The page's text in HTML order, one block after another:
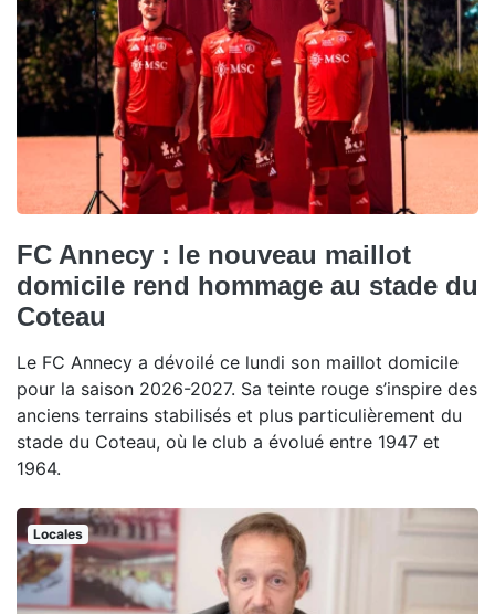
FC Annecy : le nouveau maillot
domicile rend hommage au stade du
Coteau
Le FC Annecy a dévoilé ce lundi son maillot domicile
pour la saison 2026-2027. Sa teinte rouge s’inspire des
anciens terrains stabilisés et plus particulièrement du
stade du Coteau, où le club a évolué entre 1947 et
1964.
Locales